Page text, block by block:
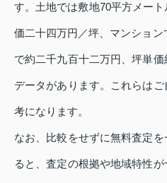
す。土地では敷地70平方メー
価二十四万円／坪、マンショ
で約二千九百十二万円、坪単
データがあります。これらは
考になります。
なお、比較をせずに無料査定
ると、査定の根拠や地域特性